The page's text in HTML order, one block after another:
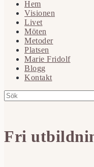
Hem
Visionen
Livet
Möten
Metoder
Platsen
Marie Fridolf
Blogg
Kontakt
Fri